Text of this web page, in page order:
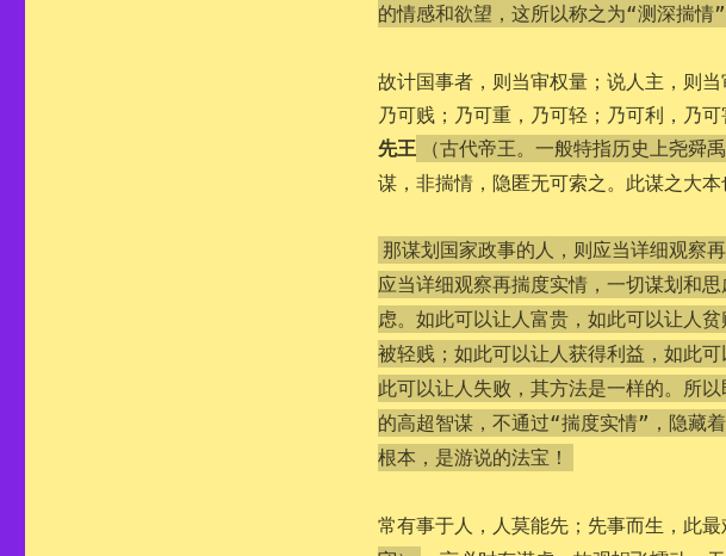
的情感和欲望，这所以称之为“测深揣情”
故计国事者，则当审权量；说人主，则
乃可贱；乃可重，乃可轻；乃可利，乃
先王 （古代帝王。一般特指历史上尧舜
谋，非揣情，隐匿无可索之。此谋之大本
那谋划国家政事的人，则应当详细观察
应当详细观察再揣度实情，一切谋划和
虑。如此可以让人富贵，如此可以让人
被轻贱；如此可以让人获得利益，如此
此可以让人失败，其方法是一样的。所
的高超智谋，不通过“揣度实情”，隐藏
根本，是游说的法宝！
常有事于人，人莫能先；先事而生，此